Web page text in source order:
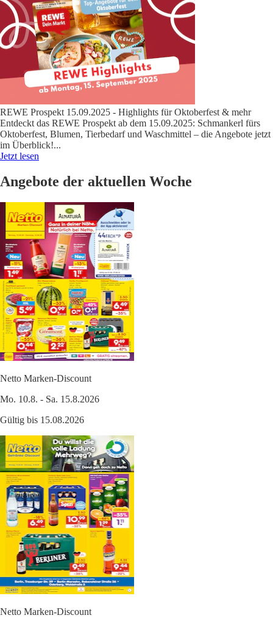
REWE Prospekt 15.09.2025 - Highlights für Oktoberfest & mehr
Entdeckt das REWE Prospekt ab dem 15.09.2025: Schmankerl fürs
Oktoberfest, Blumen, Tierbedarf und Waschmittel – die Angebote jetzt
im Überblick!...
Jetzt lesen
Angebote der aktuellen Woche
Netto Marken-Discount
Mo. 10.8. - Sa. 15.8.2026
Gültig bis 15.08.2026
Netto Marken-Discount